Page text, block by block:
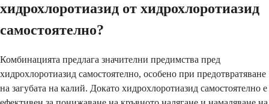
хидрохлоротиазид от хидрохлоротиазид
самостоятелно?
Комбинацията предлага значителни предимства пред
хидрохлоротиазид самостоятелно, особено при предотвратяване
на загубата на калий. Докато хидрохлоротиазид самостоятелно е